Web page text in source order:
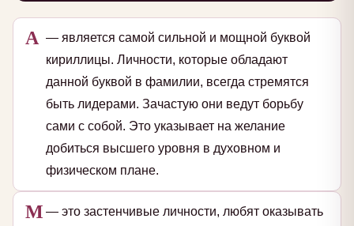
А — является самой сильной и мощной буквой
кириллицы. Личности, которые обладают
данной буквой в фамилии, всегда стремятся
быть лидерами. Зачастую они ведут борьбу
сами с собой. Это указывает на желание
добиться высшего уровня в духовном и
физическом плане.
М — это застенчивые личности, любят оказывать